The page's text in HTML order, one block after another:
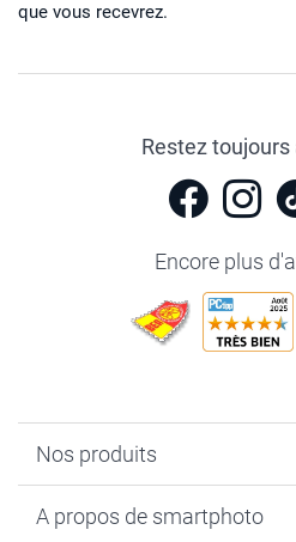
que vous recevrez.
Restez
Encore plus
Nos produits
Cadeaux photo
A propos de smartphoto